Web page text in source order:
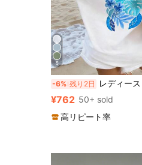
5
-6% 残り2日 レディース 夏用 トロピカル ウミガメ柄プリント ゆったり ラウンドネ
¥762 50+ sold
高リピート率